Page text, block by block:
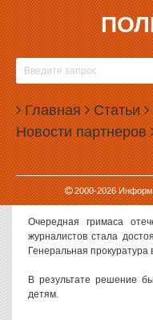
Главная Статьи
Новости партнеров
2000-2026
26.12.2008, 13:23
ЮРИЙ ЗОЛОТОВ
ДЕТЯМ
Президиум
многодетного горе-
Напомним, отец 8 детей
лишения свободы в
карасей общим весом 2
Очередная гримаса
журналистов стала
Генеральная
В результате решение
детям.